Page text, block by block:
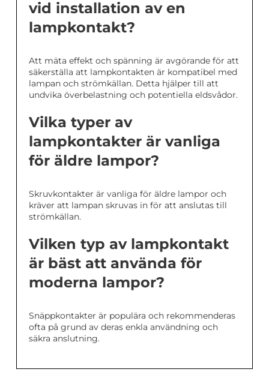
vid installation av en
lampkontakt?
Att mäta effekt och spänning är avgörande för att
säkerställa att lampkontakten är kompatibel med
lampan och strömkällan. Detta hjälper till att
undvika överbelastning och potentiella eldsvådor.
Vilka typer av
lampkontakter är vanliga
för äldre lampor?
Skruvkontakter är vanliga för äldre lampor och
kräver att lampan skruvas in för att anslutas till
strömkällan.
Vilken typ av lampkontakt
är bäst att använda för
moderna lampor?
Snäppkontakter är populära och rekommenderas
ofta på grund av deras enkla användning och
säkra anslutning.